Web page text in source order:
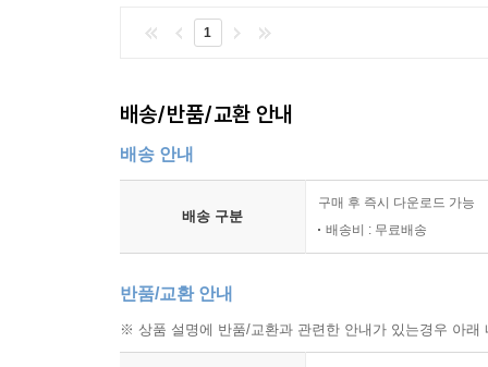
1
배송/반품/교환 안내
배송 안내
배송 구분
구매 후 즉시 다운로드 가능
배송비 : 무료배송
반품/교환 안내
※ 상품 설명에 반품/교환과 관련한 안내가 있는경우 아